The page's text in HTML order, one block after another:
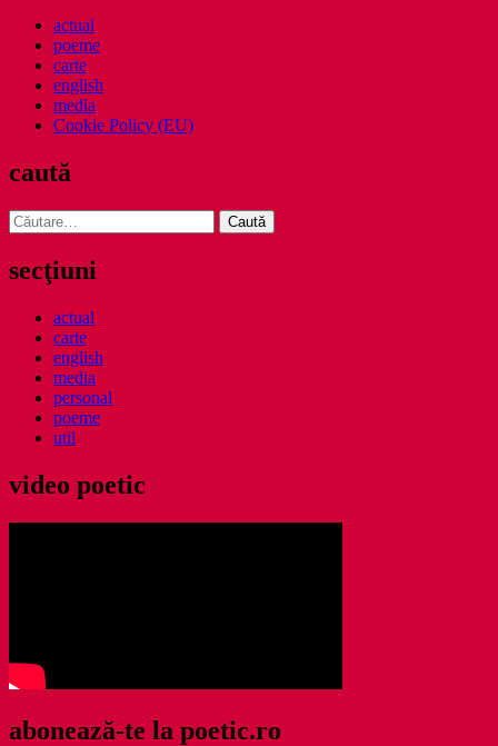
actual
poeme
carte
english
media
Cookie Policy (EU)
caută
Caută
după:
secţiuni
actual
carte
english
media
personal
poeme
util
video poetic
abonează-te la poetic.ro